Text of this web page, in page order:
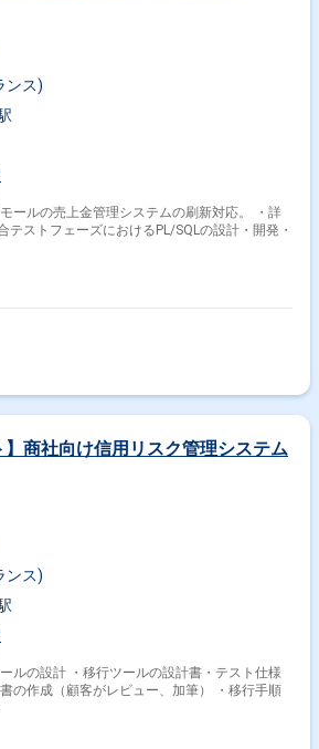
ンス)
ールの売上金管理システムの刷新対応。 ・詳
テストフェーズにおけるPL/SQLの設計・開発・
商社向け信用リスク管理システム
ンス)
ルの設計 ・移行ツールの設計書・テスト仕様
の作成（顧客がレビュー、加筆） ・移行手順